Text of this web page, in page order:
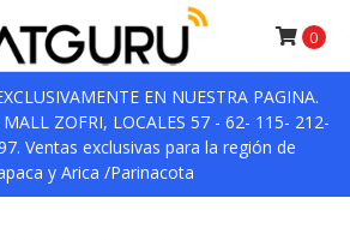
EN NUESTRA PAGINA.
MALL ZOFRI, LOCALES 57 - 62- 115- 212-
Ventas exclusivas para la región de
y Arica /Parinacota
0